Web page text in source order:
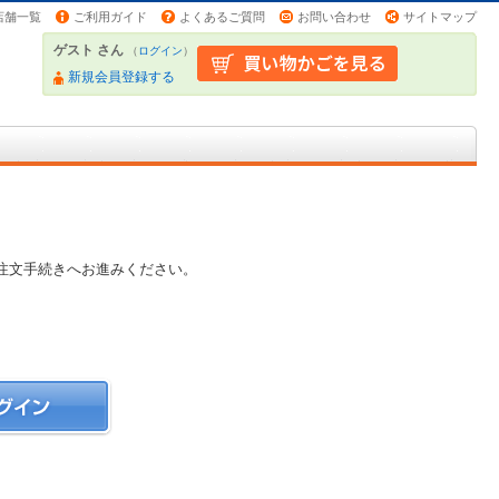
舗一覧 ご利用ガイド よくあるご質問 お問い合わせ サイトマップ
ゲスト さん （ログイン）
新規会員登録する
手続きへお進みください。